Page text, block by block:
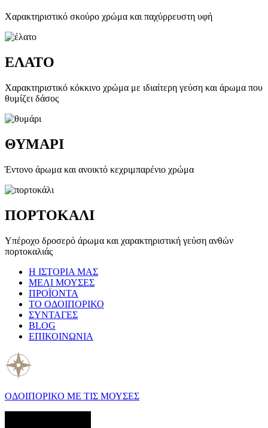
Χαρακτηριστικό σκούρο χρώμα και παχύρρευστη υφή
ΕΛΑΤΟ
Χαρακτηριστικό κόκκινο χρώμα με ιδιαίτερη γεύση και άρωμα που
θυμίζει δάσος
ΘΥΜΑΡΙ
Έντονο άρωμα και ανοικτό κεχριμπαρένιο χρώμα
ΠΟΡΤΟΚΑΛΙ
Υπέροχο δροσερό άρωμα και χαρακτηριστική γεύση ανθών
πορτοκαλιάς
Η ΙΣΤΟΡΙΑ ΜΑΣ
ΜΕΛΙ ΜΟΥΣΕΣ
ΠΡΟΪΟΝΤΑ
ΤΟ ΟΔΟΙΠΟΡΙΚΟ
ΣΥΝΤΑΓΕΣ
BLOG
ΕΠΙΚΟΙΝΩΝΙΑ
ΟΔΟΙΠΟΡΙΚΟ ΜΕ ΤΙΣ ΜΟΥΣΕΣ